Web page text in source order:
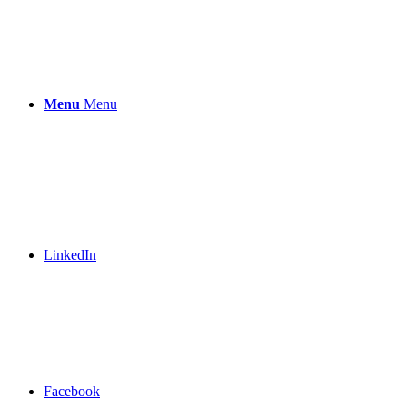
Menu Menu
LinkedIn
Facebook